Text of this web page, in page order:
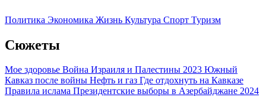
Политика Экономика Жизнь Культура Спорт Туризм
Сюжеты
Мое здоровье Война Израиля и Палестины 2023 Южный
Кавказ после войны Нефть и газ Где отдохнуть на Кавказе
Правила ислама Президентские выборы в Азербайджане 2024